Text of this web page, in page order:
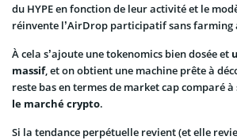
du HYPE en fonction de leur activité et le
réinvente l’AirDrop participatif sans
À cela s’ajoute une tokenomics bien dosée et
massif, et on obtient une machine prête à
reste bas en termes de market cap comparé à
le marché crypto.
Si la tendance perpétuelle revient (et elle